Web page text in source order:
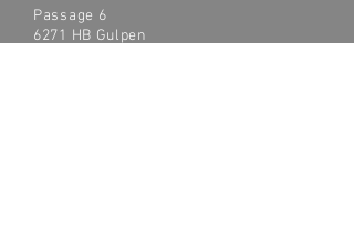
Passage 6
6271 HB Gulpen